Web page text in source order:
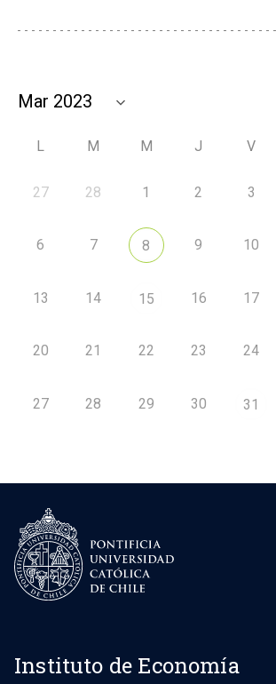
L M M J V
27 28 1 2 3
6 7 8 9 10
13 14 15 16 17
20 21 22 23 24
27 28 29 30 31
Instituto de Economía